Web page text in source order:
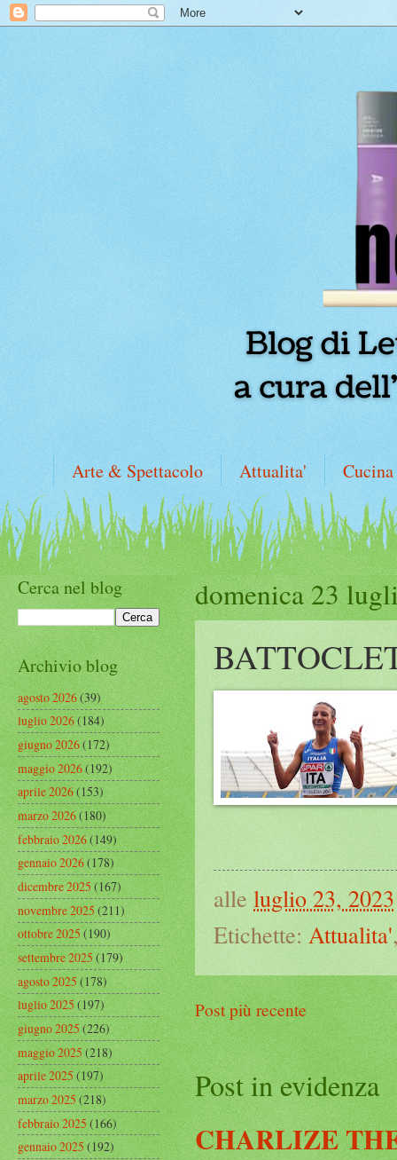
Arte & Spettacolo Attualita' Cucina
domenica 23
alle luglio 23, 2023
Etichette: Attualita'
Post più recente
Post in evidenza
CHARLIZE
Cerca nel blog
Archivio blog
agosto 2026(39)
luglio 2026(184)
giugno 2026(172)
maggio 2026(192)
aprile 2026(153)
marzo 2026(180)
febbraio 2026(149)
gennaio 2026(178)
dicembre 2025(167)
novembre 2025(211)
ottobre 2025(190)
settembre 2025(179)
agosto 2025(178)
luglio 2025(197)
giugno 2025(226)
maggio 2025(218)
aprile 2025(197)
marzo 2025(218)
febbraio 2025(166)
gennaio 2025(192)